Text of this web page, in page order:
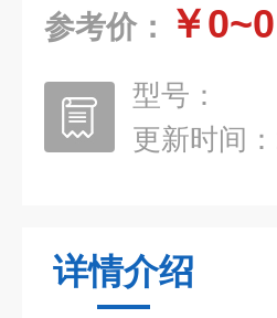
参考价： ￥0~0
型号：
更新时间：
详情介绍